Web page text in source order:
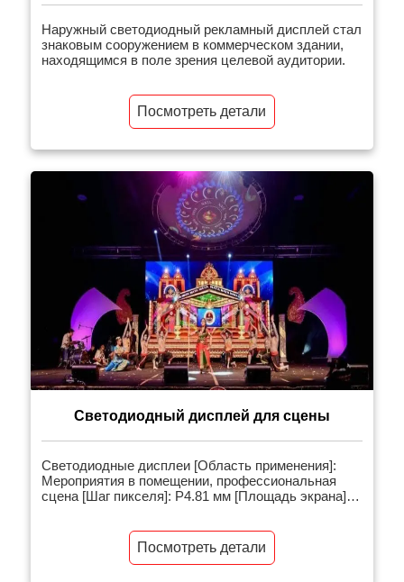
Наружный светодиодный рекламный дисплей стал
знаковым сооружением в коммерческом здании,
находящимся в поле зрения целевой аудитории.
Посмотреть детали
Светодиодный дисплей для сцены
Светодиодные дисплеи [Область применения]:
Мероприятия в помещении, профессиональная
сцена [Шаг пикселя]: P4.81 мм [Площадь экрана]:
[Введение в проект]: Светодиодные дисплеи для
внутреннего всепогодного отображения, с легкой и
Посмотреть детали